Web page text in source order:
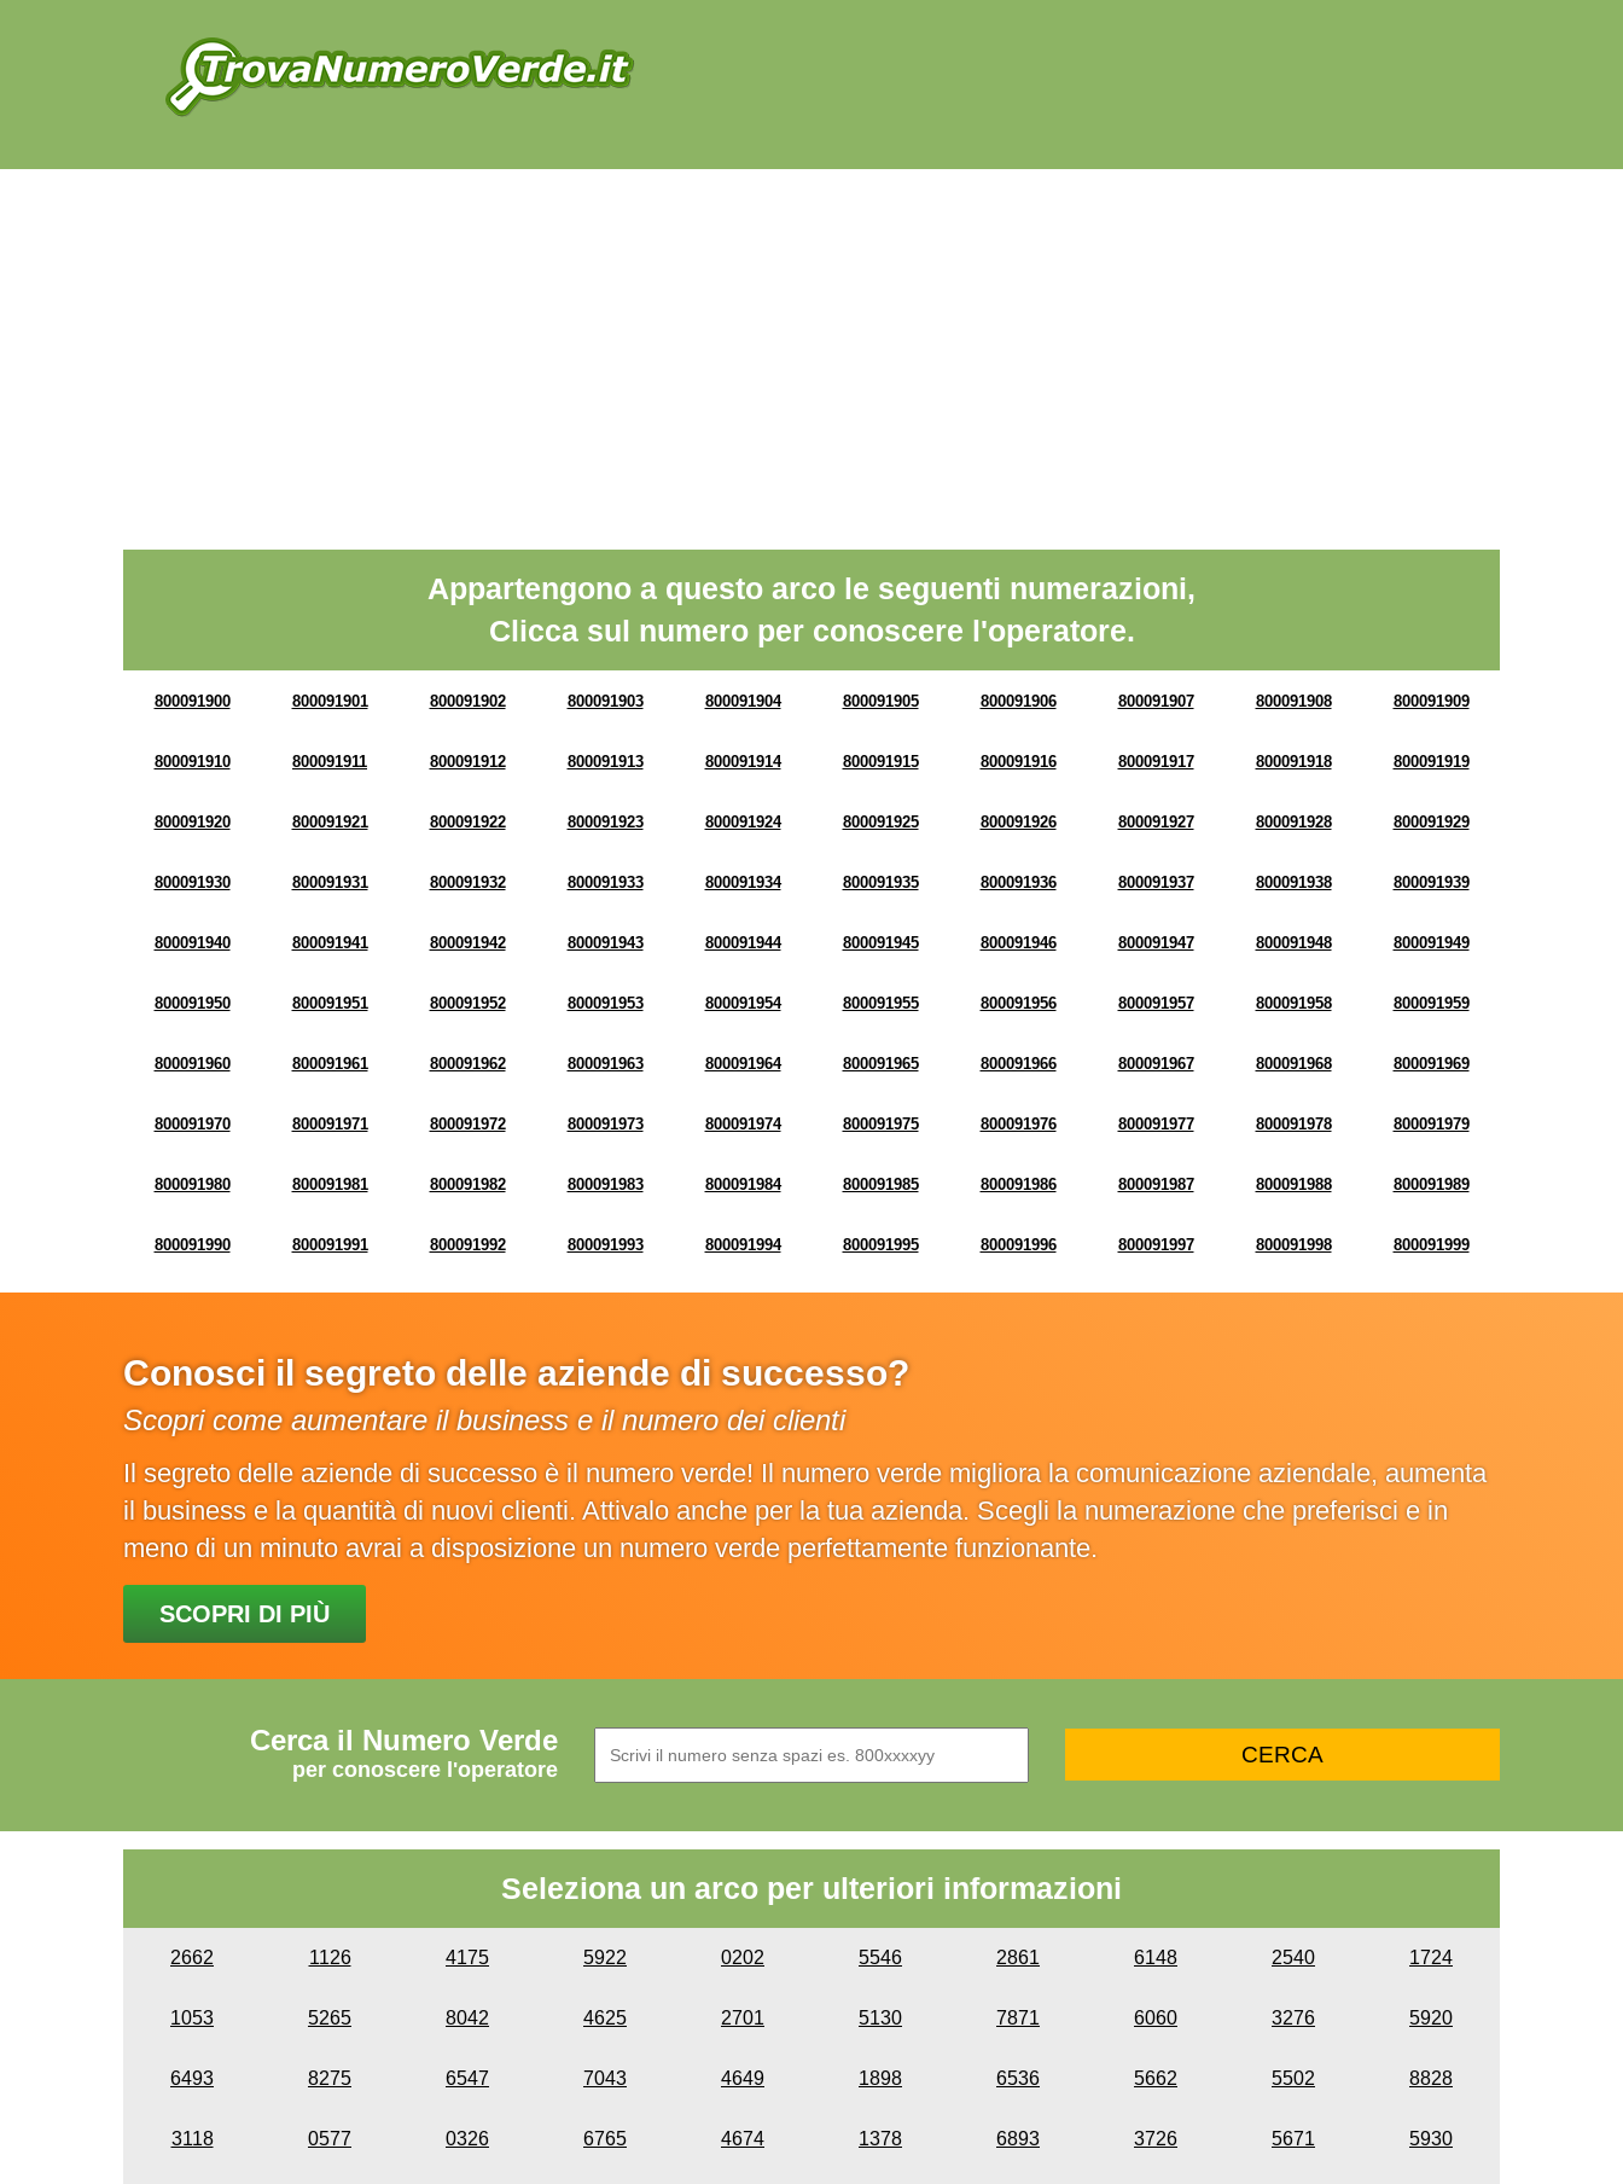
Appartengono a questo arco le seguenti numerazioni,
Clicca sul numero per conoscere l'operatore.
800091900 800091901 800091902 800091903 800091904 800091905 800091906 800091907 800091908 800091909
800091910 800091911 800091912 800091913 800091914 800091915 800091916 800091917 800091918 800091919
800091920 800091921 800091922 800091923 800091924 800091925 800091926 800091927 800091928 800091929
800091930 800091931 800091932 800091933 800091934 800091935 800091936 800091937 800091938 800091939
800091940 800091941 800091942 800091943 800091944 800091945 800091946 800091947 800091948 800091949
800091950 800091951 800091952 800091953 800091954 800091955 800091956 800091957 800091958 800091959
800091960 800091961 800091962 800091963 800091964 800091965 800091966 800091967 800091968 800091969
800091970 800091971 800091972 800091973 800091974 800091975 800091976 800091977 800091978 800091979
800091980 800091981 800091982 800091983 800091984 800091985 800091986 800091987 800091988 800091989
800091990 800091991 800091992 800091993 800091994 800091995 800091996 800091997 800091998 800091999
Conosci il segreto delle aziende di successo?
Scopri come aumentare il business e il numero dei clienti
Il segreto delle aziende di successo è il numero verde! Il numero verde migliora la comunicazione aziendale, aumenta
il business e la quantità di nuovi clienti. Attivalo anche per la tua azienda. Scegli la numerazione che preferisci e in
meno di un minuto avrai a disposizione un numero verde perfettamente funzionante.
SCOPRI DI PIÙ
Cerca il Numero Verde
per conoscere l'operatore
Seleziona un arco per ulteriori informazioni
2662 1126 4175 5922 0202 5546 2861 6148 2540 1724
1053 5265 8042 4625 2701 5130 7871 6060 3276 5920
6493 8275 6547 7043 4649 1898 6536 5662 5502 8828
3118 0577 0326 6765 4674 1378 6893 3726 5671 5930